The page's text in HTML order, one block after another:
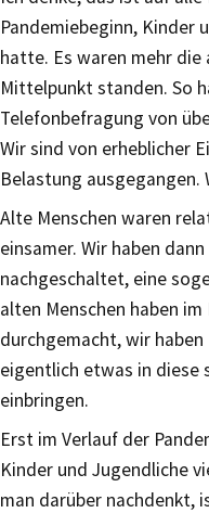
Pandemiebeginn, Kinder
hatte. Es waren mehr die
Mittelpunkt standen. So
Telefonbefragung von
Wir sind von erheblicher
Belastung ausgegangen.
Alte Menschen waren
einsamer. Wir haben
nachgeschaltet, eine
alten Menschen haben
durchgemacht, wir
eigentlich etwas in diese
einbringen.
Erst im Verlauf der
Kinder und Jugendliche
man darüber nachdenkt,